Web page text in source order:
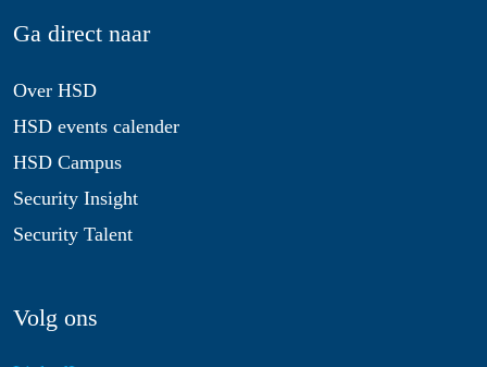
Ga direct naar
Over HSD
HSD events calender
HSD Campus
Security Insight
Security Talent
Volg ons